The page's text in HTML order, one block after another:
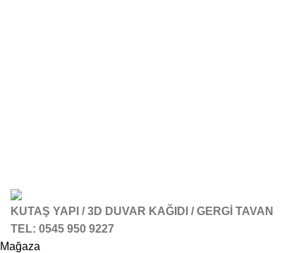
KUTAŞ YAPI / 3D DUVAR KAĞIDI / GERGİ TAVAN
TEL: 0545 950 9227
Mağaza